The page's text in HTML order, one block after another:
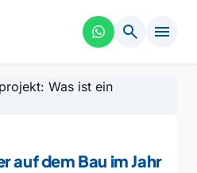
search menu
auf dem Bau im Jahr